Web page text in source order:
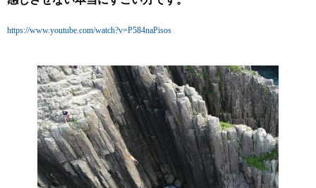
https://www.youtube.com/watch?v=P584naPisos